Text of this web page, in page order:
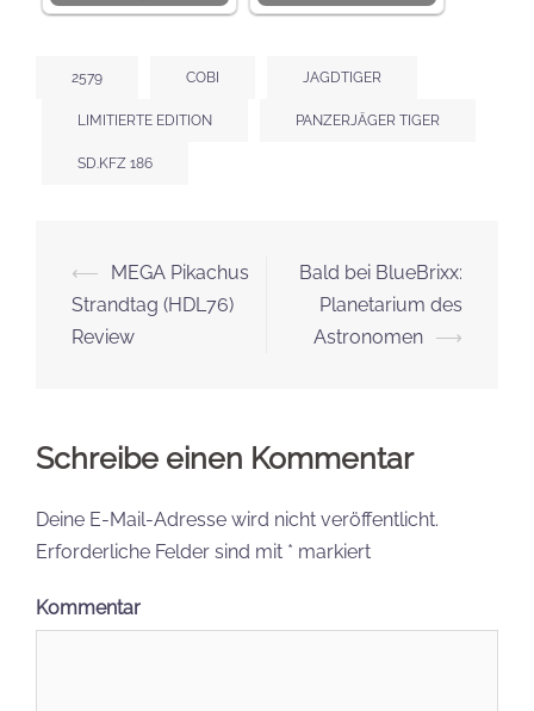
2579 COBI JAGDTIGER
LIMITIERTE EDITION PANZERJÄGER TIGER
SD.KFZ 186
Beitrags-
Navigation
⟵
MEGA Pikachus
Strandtag (HDL76)
Review
Bald bei BlueBrixx:
Planetarium des
Astronomen ⟶
Schreibe einen Kommentar
Deine E-Mail-Adresse wird nicht veröffentlicht.
Erforderliche Felder sind mit * markiert
Kommentar